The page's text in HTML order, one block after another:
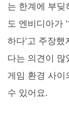
는 한계에 부딪
도 엔비디아가
하다'고 주장했
다는 의견이 많
게임 환경 사이
수 있어요.